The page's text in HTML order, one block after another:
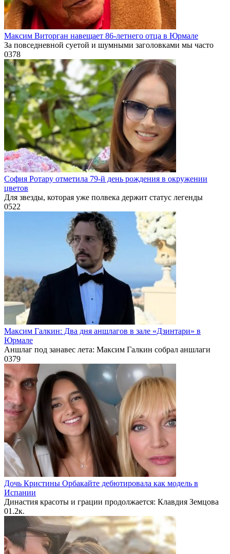
Максим Виторган навещает 86-летнего отца в Юрмале
За повседневной суетой и шумными заголовками мы часто
0378
София Ротару отметила 79-й день рождения в окружении
цветов
Для звезды, которая уже полвека держит статус легенды
0522
Максим Галкин: Два дня аншлагов в зале «Дзинтари» в
Юрмале
Аншлаг под занавес лета: Максим Галкин собрал аншлаги
0379
Дочь Кристины Орбакайте дебютировала как модель в
Испании
Династия красоты и грации продолжается: Клавдия Земцова
01.2к.